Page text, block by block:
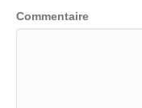
Commentaire